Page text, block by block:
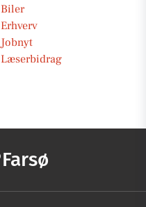
Biler
Erhverv
Jobnyt
Læserbidrag
Farsø